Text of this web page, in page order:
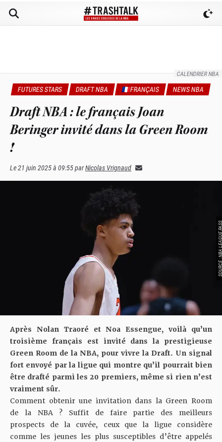
CALENDRIER NBA
FUTURES STARS DRAFT NBA 🇫🇷FRANÇAIS NEWS NBA
Draft NBA : le français Joan
Beringer invité dans la Green Room
!
Le21 juin 2025 à 09:55parNicolas Vrignaud
SOURCE :
Après Nolan Traoré et Noa Essengue, voilà qu’un
troisième français est invité dans la prestigieuse
Green Room de la NBA, pour vivre la Draft. Un signal
fort envoyé par la ligue qui montre qu’il pourrait bien
être drafté parmi les 20 premiers, même si rien n’est
vraiment sûr.
Comment obtenir une invitation dans la Green Room
de la NBA ? Suffit de faire partie des meilleurs
prospects de la cuvée, ceux que la ligue considère
comme les jeunes les plus susceptibles d’être appelés